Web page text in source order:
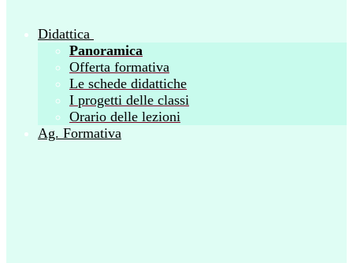
Didattica
Panoramica
Offerta formativa
Le schede didattiche
I progetti delle classi
Orario delle lezioni
Ag. Formativa